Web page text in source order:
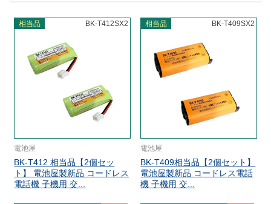
相当品 BK-T412SX2
電池屋
BK-T412 相当品【2個セッ
ト】 電池屋製新品 コードレス
電話機 子機用 交...
相当品 BK-T409SX2
電池屋
BK-T409相当品【2個セット】
電池屋製新品 コードレス電話
機 子機用 交...